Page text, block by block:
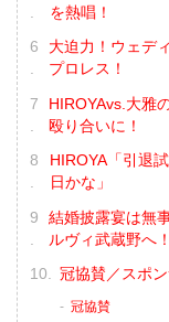
を熱唱！
大迫力！ウェデ
プロレス！
HIROYAvs.大雅
殴り合いに！
HIROYA「引退
日かな」
結婚披露宴は無
ルヴィ武蔵野へ！
冠協賛／スポ
冠協賛